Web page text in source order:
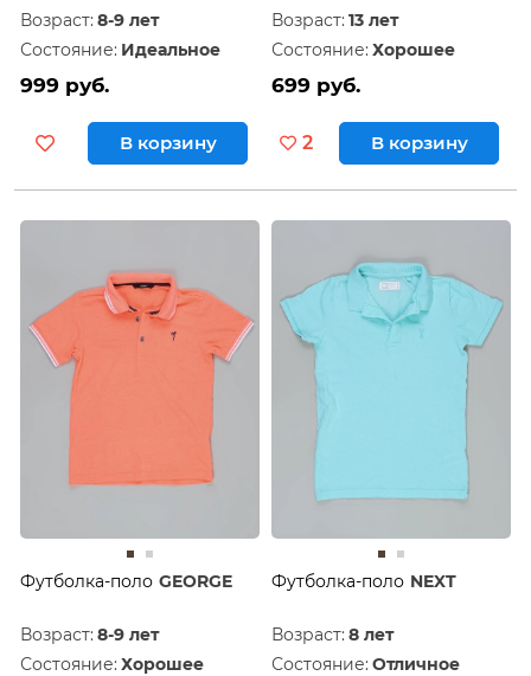
Возраст: 8-9 лет
Состояние: Идеальное
999 руб.
В корзину
Возраст: 13 лет
Состояние: Хорошее
699 руб.
2 В корзину
Футболка-поло GEORGE
Возраст: 8-9 лет
Состояние: Хорошее
Футболка-поло NEXT
Возраст: 8 лет
Состояние: Отличное